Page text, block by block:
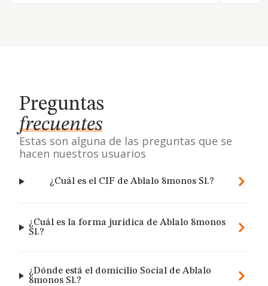
Preguntas
frecuentes
Estas son alguna de las preguntas que se
hacen nuestros usuarios
¿Cuál es el CIF de Ablalo 8monos Sl.?
¿Cuál es la forma jurídica de Ablalo 8monos
Sl.?
¿Dónde está el domicilio Social de Ablalo
8monos Sl.?